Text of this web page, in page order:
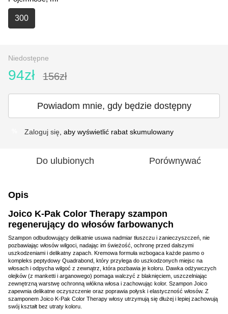
300
Niedostępne
94zł 156zł
Powiadom mnie, gdy będzie dostępny
Zaloguj się , aby wyświetlić rabat skumulowany
Do ulubionych Porównywać
Opis
Joico K-Pak Color Therapy szampon
regenerujący do włosów farbowanych
Szampon odbudowujący delikatnie usuwa nadmiar tłuszczu i zanieczyszczeń, nie
pozbawiając włosów wilgoci, nadając im świeżość, ochronę przed dalszymi
uszkodzeniami i delikatny zapach. Kremowa formuła wzbogaca każde pasmo o
kompleks peptydowy Quadrabond, który przylega do uszkodzonych miejsc na
włosach i odpycha wilgoć z zewnątrz, która pozbawia je koloru. Dawka odżywczych
olejków (z manketti i arganowego) pomaga walczyć z blaknięciem, uszczelniając
zewnętrzną warstwę ochronną włókna włosa i zachowując kolor. Szampon Joico
zapewnia delikatne oczyszczenie oraz poprawia połysk i elastyczność włosów. Z
szamponem Joico K-Pak Color Therapy włosy utrzymują się dłużej i lepiej zachowują
swój kształt bez utraty koloru.